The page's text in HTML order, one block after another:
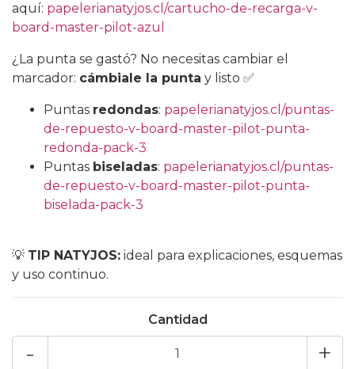
aquí: papelerianatyjos.cl/cartucho-de-recarga-v-
board-master-pilot-azul
¿La punta se gastó? No necesitas cambiar el
marcador: cámbiale la punta y listo ✅
Puntas redondas: papelerianatyjos.cl/puntas-
de-repuesto-v-board-master-pilot-punta-
redonda-pack-3
Puntas biseladas: papelerianatyjos.cl/puntas-
de-repuesto-v-board-master-pilot-punta-
biselada-pack-3
💡 TIP NATYJOS: ideal para explicaciones, esquemas
y uso continuo.
Cantidad
+
-